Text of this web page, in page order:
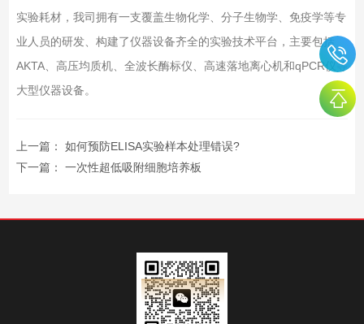
实验耗材，我司拥有一支覆盖生物化学、分子生物学、免疫学等专
业人员的研发、构建了仪器设备齐全的实验技术平台，主要包括
AKTA、高压均质机、全波长酶标仪、高速落地离心机和qPCR仪等
大型仪器设备。
上一篇： 如何预防ELISA实验样本处理错误?
下一篇： 一次性超低吸附细胞培养板